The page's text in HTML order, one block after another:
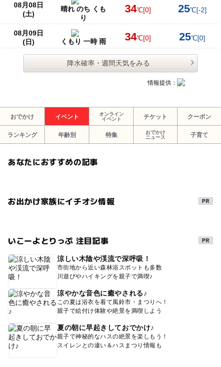
08月08日
(土)
晴れ のち くも
り
34℃[0] 25℃[-2]
08月09日
(日)
くもり 一時 雨 34℃[0] 25℃[0]
降水確率・週間天気をみる
情報提供：
おでかけ イベント
オンライン
イベント
チケット クーポン
ランキング 年齢別 特集
おでかけ
ニュース
子育て
あなたにおすすめの記事
お出かけ家族にイチオシ情報
いこーよとりっぷ 注目記事
涼しい木陰や渓流で深呼吸！
市街地から近い森林浴スポットも多数
川遊びやハイキングを親子で満喫♪
涼やかな音色に癒やされる♪
この夏は浴衣を着て風鈴市・まつりへ！
親子で絵付け体験や絶景を満喫しよう
夏の朝に早起きしておでかけ♪
親子で神秘的なハスの絶景を楽しもう！
スイレンとの違い＆ハスまつり情報も